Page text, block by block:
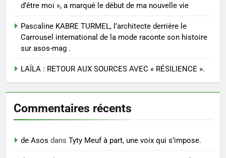
d’être moi », a marqué le début de ma nouvelle vie
Pascaline KABRE TURMEL, l’architecte derrière le
Carrousel international de la mode raconte son histoire
sur asos-mag .
LAÏLA : RETOUR AUX SOURCES AVEC « RÉSILIENCE ».
Commentaires récents
de Asos dans Tyty Meuf à part, une voix qui s’impose.